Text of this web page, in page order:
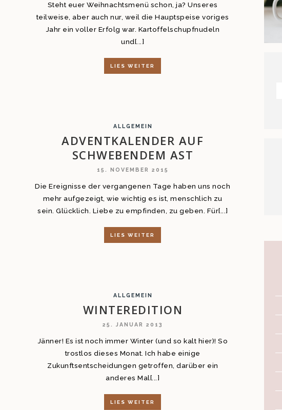
Steht euer Weihnachtsmenü schon, ja? Unseres
teilweise, aber auch nur, weil die Hauptspeise voriges
Jahr ein voller Erfolg war. Kartoffelschupfnudeln
und[...]
LIES WEITER
ALLGEMEIN
ADVENTKALENDER AUF
SCHWEBENDEM AST
15. NOVEMBER 2015
Die Ereignisse der vergangenen Tage haben uns noch
mehr aufgezeigt, wie wichtig es ist, menschlich zu
sein. Glücklich. Liebe zu empfinden, zu geben. Für[...]
LIES WEITER
ALLGEMEIN
WINTEREDITION
25. JANUAR 2013
Jänner! Es ist noch immer Winter (und so kalt hier)! So
trostlos dieses Monat. Ich habe einige
Zukunftsentscheidungen getroffen, darüber ein
anderes Mal[...]
LIES WEITER